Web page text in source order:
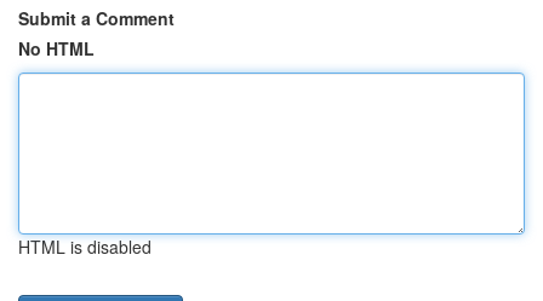
Submit a Comment
No HTML
HTML is disabled